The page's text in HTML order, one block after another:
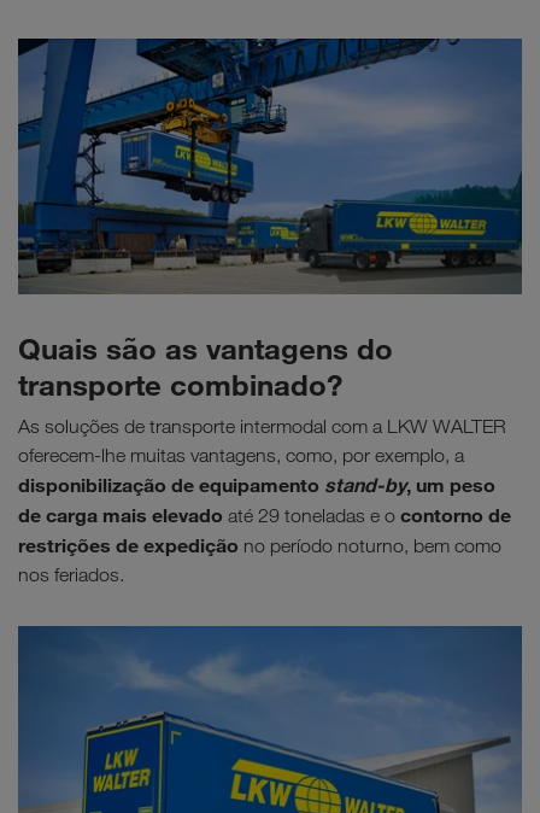
Quais são as vantagens do
transporte combinado?
As soluções de transporte intermodal com a LKW WALTER
oferecem-lhe muitas vantagens, como, por exemplo, a
disponibilização de equipamento stand-by, um peso
de carga mais elevado até 29 toneladas e o contorno de
restrições de expedição no período noturno, bem como
nos feriados.